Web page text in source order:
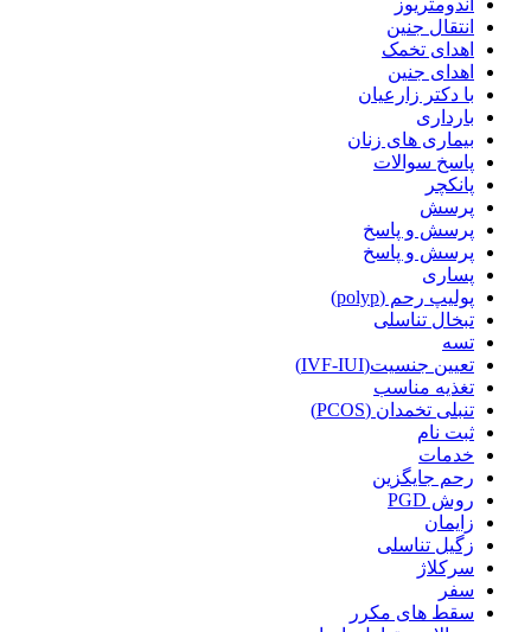
انتقال جنین
اهدای تخمک
اهدای جنین
با دکتر زارعیان
بارداری
بیماری های زنان
پاسخ سوالات
پانکچر
پرسش
پرسش و پاسخ
پرسش و پاسخ
پساری
پولیپ رحم (polyp)
تبخال تناسلی
تسه
تعیین جنسیت(IVF-IUI)
تغذیه مناسب
تنبلی تخمدان (PCOS)
ثبت نام
خدمات
رحم جایگزین
روش PGD
زایمان
زگیل تناسلی
سرکلاژ
سفر
سقط های مکرر